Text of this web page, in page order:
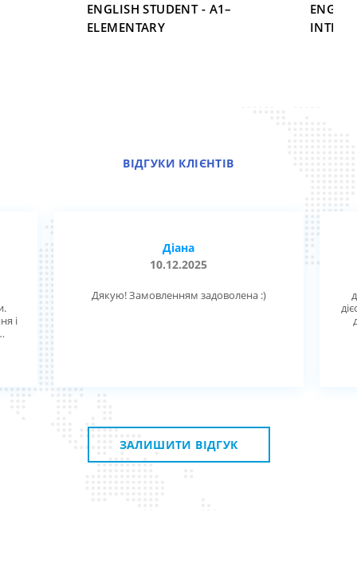
ENGLISH STUDENT - A1–
ELEMENTARY
ВІДГУКИ КЛІЄНТІВ
і
Діана
10.12.2025
Дякую! Замовленням задоволена :)
ЗАЛИШИТИ ВІДГУК